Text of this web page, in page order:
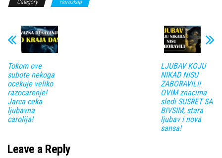
Category Horoskop
Tokom ove
subote nekoga
ocekuje veliko
razocarenje!
Jarca ceka
ljubavna
carolija!
LJUBAV KOJU
NIKAD NISU
ZABORAVILI!
OVIM znacima
sledi SUSRET SA
BIVSIM, stara
ljubav i nova
sansa!
Leave a Reply